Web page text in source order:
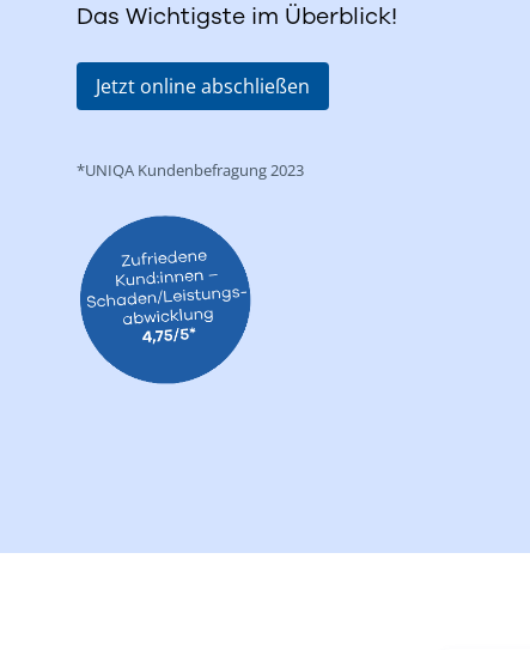
Das Wichtigste im Überblick!
Jetzt online abschließen
*UNIQA Kundenbefragung 2023